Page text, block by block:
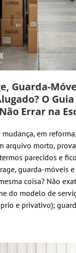
Guarda-
O
Errar na
mudança, em
arquivo morto,
parecidos e
guarda-móveis
coisa? Não
do modelo de
e privativo);